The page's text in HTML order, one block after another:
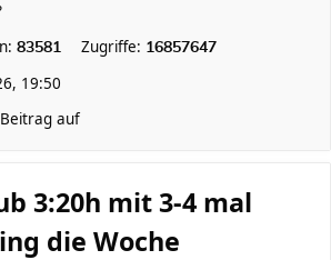
83581 Zugriffe: 16857647
19:50
auf
3:20h mit 3-4 mal
die Woche